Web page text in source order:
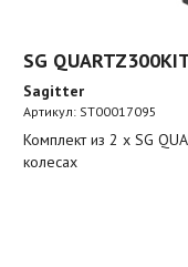
SG
Sagitter
Артикул: ST00017095
Комплект из 2 x SG
колесах